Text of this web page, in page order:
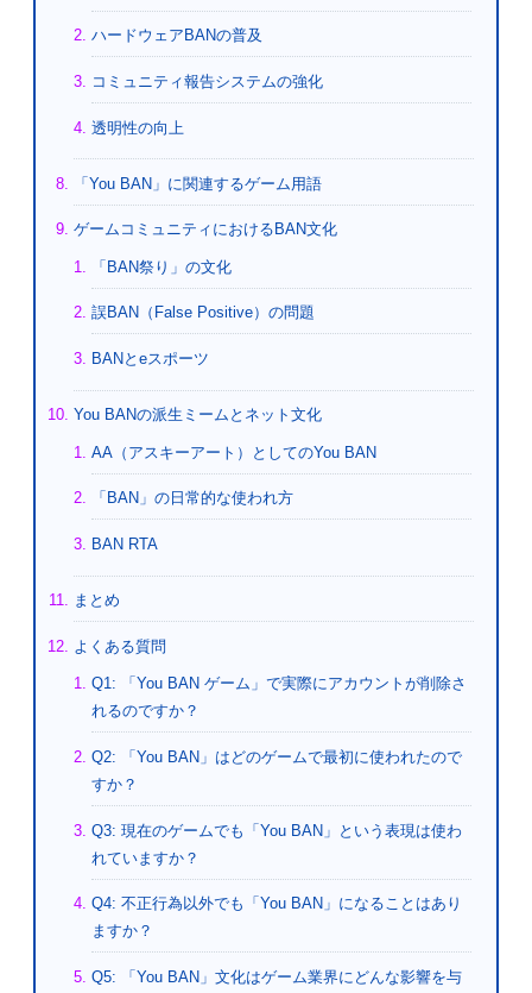
ハードウェアBANの普及
コミュニティ報告システムの強化
透明性の向上
「You BAN」に関連するゲーム用語
ゲームコミュニティにおけるBAN文化
「BAN祭り」の文化
誤BAN（False Positive）の問題
BANとeスポーツ
You BANの派生ミームとネット文化
AA（アスキーアート）としてのYou BAN
「BAN」の日常的な使われ方
BAN RTA
まとめ
よくある質問
Q1: 「You BAN ゲーム」で実際にアカウントが削除さ
れるのですか？
Q2: 「You BAN」はどのゲームで最初に使われたので
すか？
Q3: 現在のゲームでも「You BAN」という表現は使わ
れていますか？
Q4: 不正行為以外でも「You BAN」になることはあり
ますか？
Q5: 「You BAN」文化はゲーム業界にどんな影響を与